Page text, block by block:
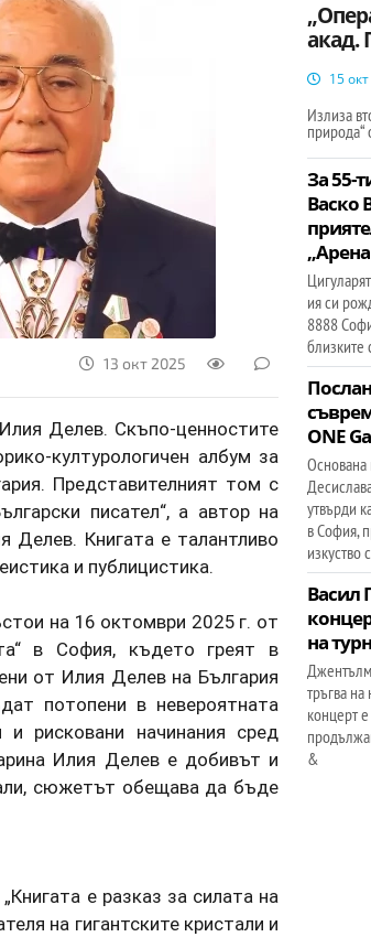
13 окт 2025
Делев. Скъпо-ценностите
културологичен албум за
Представителният том с
писател“, а автор на
Книгата е талантливо
и публицистика.
на 16 октомври 2025 г. от
в София, където греят в
от Илия Делев на България
потопени в невероятната
рисковани начинания сред
Илия Делев е добивът и
сюжетът обещава да бъде
е разказ за силата на
на гигантските кристали и
акад.
15
Излиза
природа“
За 55-
Васко
ия си
8888
близките
ONE
Основана
утвърди
в София,
изкуство
Васил
на
тръгва
концерт
&